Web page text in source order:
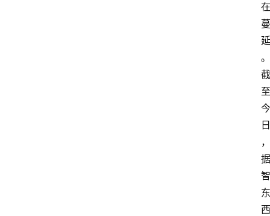
在
蔓
延
。
截
至
今
日
，
据
智
东
西